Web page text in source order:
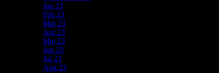
Jan 23
Feb 23
Mar 23
Apr 23
Maj 23
Jun 23
Jul 23
Aug 23